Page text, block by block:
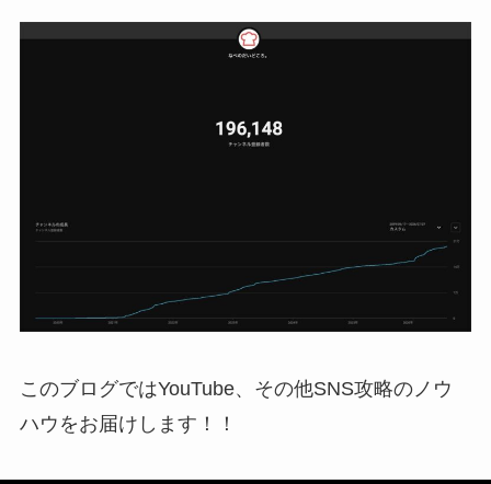
このブログではYouTube、その他SNS攻略のノウ
ハウをお届けします！！